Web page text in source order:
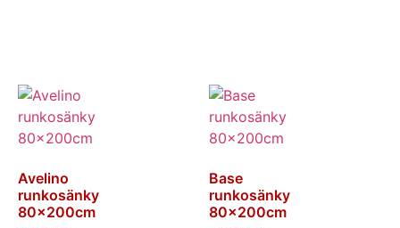
Avelino
runkosänky
80x200cm
Base
runkosänky
80x200cm